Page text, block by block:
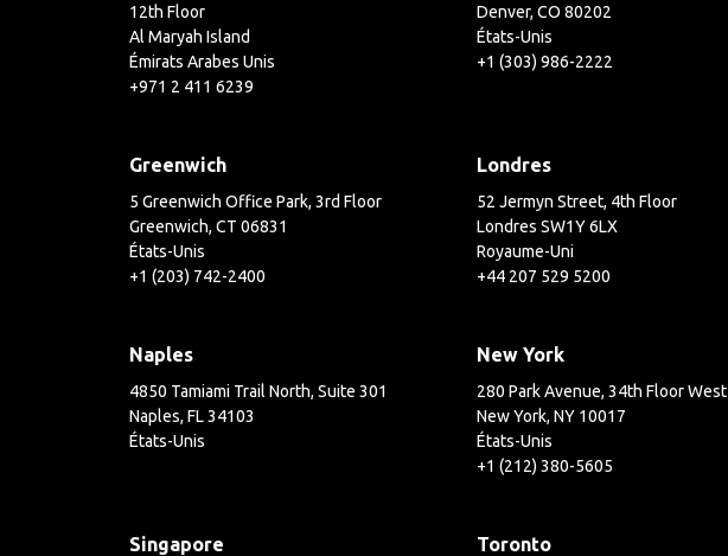
12th Floor
Al Maryah Island
Émirats Arabes Unis
+971 2 411 6239
Denver, CO 80202
États-Unis
+1 (303) 986-2222
Greenwich
5 Greenwich Office Park, 3rd Floor
Greenwich, CT 06831
États-Unis
+1 (203) 742-2400
Londres
52 Jermyn Street, 4th Floor
Londres SW1Y 6LX
Royaume-Uni
+44 207 529 5200
Naples
4850 Tamiami Trail North, Suite 301
Naples, FL 34103
États-Unis
New York
280 Park Avenue, 34th Floor West
New York, NY 10017
États-Unis
+1 (212) 380-5605
Singapore Toronto